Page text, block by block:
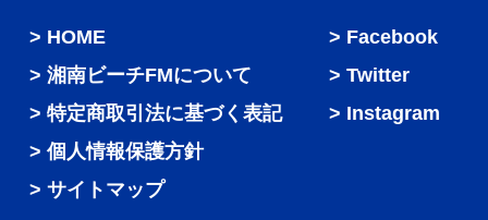
HOME
湘南ビーチFMについて
特定商取引法に基づく表記
個人情報保護方針
サイトマップ
Facebook
Twitter
Instagram